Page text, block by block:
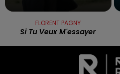
FLORENT PAGNY
Si Tu Veux M'essayer